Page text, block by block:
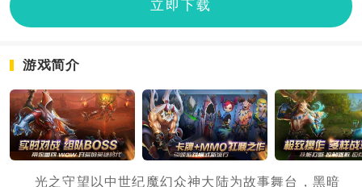
立即下载
游戏简介
光之守望以中世纪魔幻众神大陆为故事舞台，黑暗